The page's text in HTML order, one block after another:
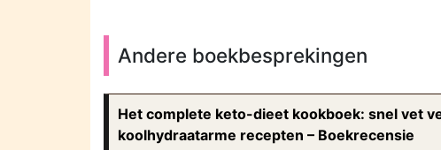
Andere boekbesprekingen
Het complete keto-dieet kookboek: snel vet
koolhydraatarme recepten – Boekrecensie